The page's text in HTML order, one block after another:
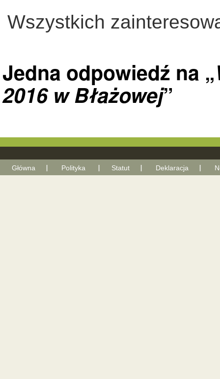
Wszystkich
Jedna odpowiedź na „
2016 w Błażowej”
Główna Polityka Statut Deklaracja With